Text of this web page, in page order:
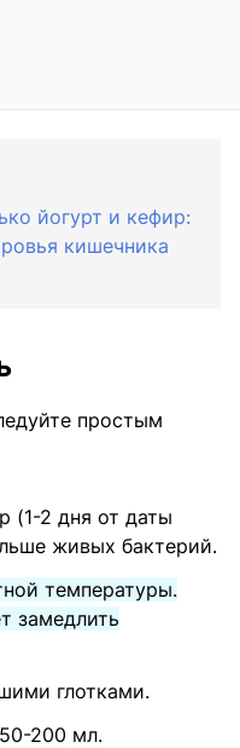
йогурт и кефир:
кишечника
простым
(1-2 дня от даты
живых бактерий.
температуры.
замедлить
глотками.
200 мл.